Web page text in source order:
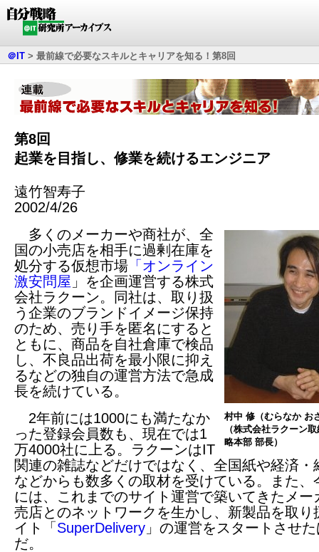
＠IT > 最前線で必要なスキルとキャリアを知る！第8回
第8回
起業を目指し、修業を続けるエンジニア
遠竹智寿子
2002/4/26
村中 修（むらなか お
（株式会社ラクーン
略本部 部長）
多くのメーカーや商社が、全
国の小売店を相手に過剰在庫を
処分する仮想市場 「オンライン
激安問屋 」を企画運営する株式
会社ラクーン。同社は、取り扱
う企業のブランドイメージ保持
のため、売り手を匿名にすると
ともに、商品を自社倉庫で検品
し、不良品出荷を最小限に抑え
るなどの独自の運営方法で急成
長を続けている。
2年前には1000にも満たなか
った登録会員数も、現在では1
万4000社に上る。ラクーンはIT
関連の雑誌などだけではなく、全国紙や経済・
などからも数多くの取材を受けている。また、
には、これまでのサイト運営で築いてきたメー
売店とのネットワークを生かし、新製品を取り
イト「SuperDelivery 」の運営をスタートさせ
だ。